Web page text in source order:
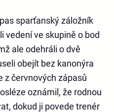
sparťanský záložník
vedení ve skupině o bod
ale odehráli o dvě
obejít bez kanonýra
z červnových zápasů
oznámil, že rodnou
dokud ji povede trenér